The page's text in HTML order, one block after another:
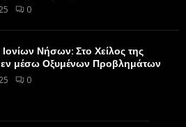
0
Νήσων: Στο Χείλος της
μέσω Οξυμένων Προβλημάτων
0